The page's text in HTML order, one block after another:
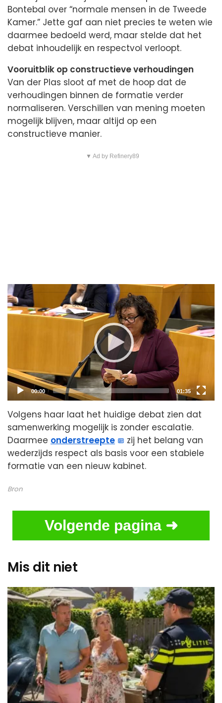
Bontebal over “normale mensen in de Tweede
Kamer.” Jette gaf aan niet precies te weten wie
daarmee bedoeld werd, maar stelde dat het
debat inhoudelijk en respectvol verloopt.
Vooruitblik op constructieve verhoudingen
Van der Plas sloot af met de hoop dat de
verhoudingen binnen de formatie verder
normaliseren. Verschillen van mening moeten
mogelijk blijven, maar altijd op een
constructieve manier.
▼ Ad by Refinery89
Video
Player
Scroll om verder te lezen
Current
time
00:00
Total
duration
01:35
Volgens haar laat het huidige debat zien dat
samenwerking mogelijk is zonder escalatie.
Daarmee onderstreepte
zij het belang van
wederzijds respect als basis voor een stabiele
formatie van een nieuw kabinet.
Bron
Volgende pagina ➜
Mis dit niet